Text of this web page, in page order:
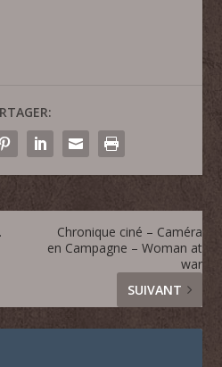
Chronique ciné – Caméra
en Campagne – Woman at
war
SUIVANT